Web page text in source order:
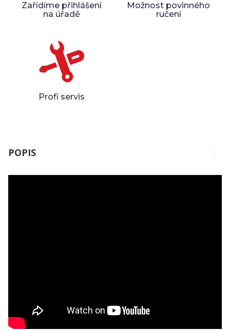
Zařídíme přihlášení
na úřadě
Možnost povinného
ručení
Profi servis
POPIS